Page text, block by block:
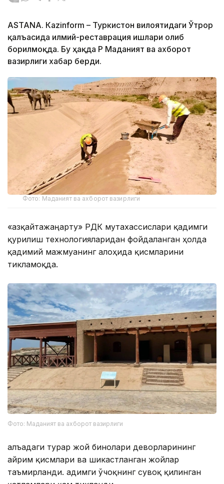
ASTANА. Кazinform – Туркистон вилоятидаги Ўтрор
қалъасида илмий-реставрация ишлари олиб
борилмоқда. Бу ҳақда ҚР Маданият ва ахборот
вазирлиги хабар берди.
Фото: Маданият ва ахборот вазирлиги
«Қазқайтажаңарту» РДК мутахассислари қадимги
қурилиш технологияларидан фойдаланган ҳолда
қадимий мажмуанинг алоҳида қисмларини
тикламоқда.
Фото: Маданият ва ахборот вазирлиги
Қалъадаги турар жой бинолари деворларининг
айрим қисмлари ва шикастланган жойлар
таъмирланди. Қадимги ўчоқнинг сувоқ қилинган